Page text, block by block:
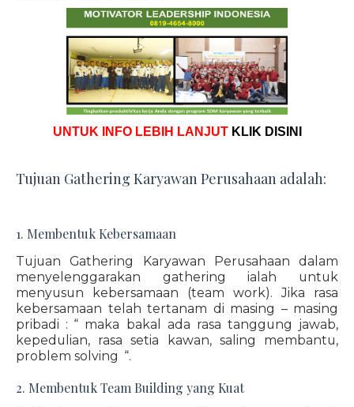
UNTUK INFO LEBIH LANJUT KLIK DISINI
Tujuan Gathering Karyawan Perusahaan adalah:
1. Membentuk Kebersamaan
Tujuan Gathering Karyawan Perusahaan dalam
menyelenggarakan gathering ialah untuk
menyusun kebersamaan (team work). Jika rasa
kebersamaan telah tertanam di masing – masing
pribadi : “ maka bakal ada rasa tanggung jawab,
kepedulian, rasa setia kawan, saling membantu,
problem solving “.
2. Membentuk Team Building yang Kuat